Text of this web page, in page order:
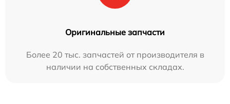
Оригинальные запчасти
Более 20 тыс. запчастей от производителя в
наличии на собственных складах.